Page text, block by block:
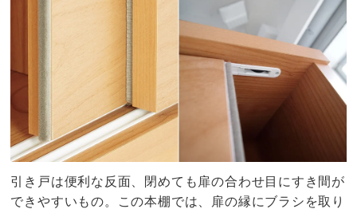
引き戸は便利な反面、閉めても扉の合わせ目にすき間が
できやすいもの。この本棚では、扉の縁にブラシを取り